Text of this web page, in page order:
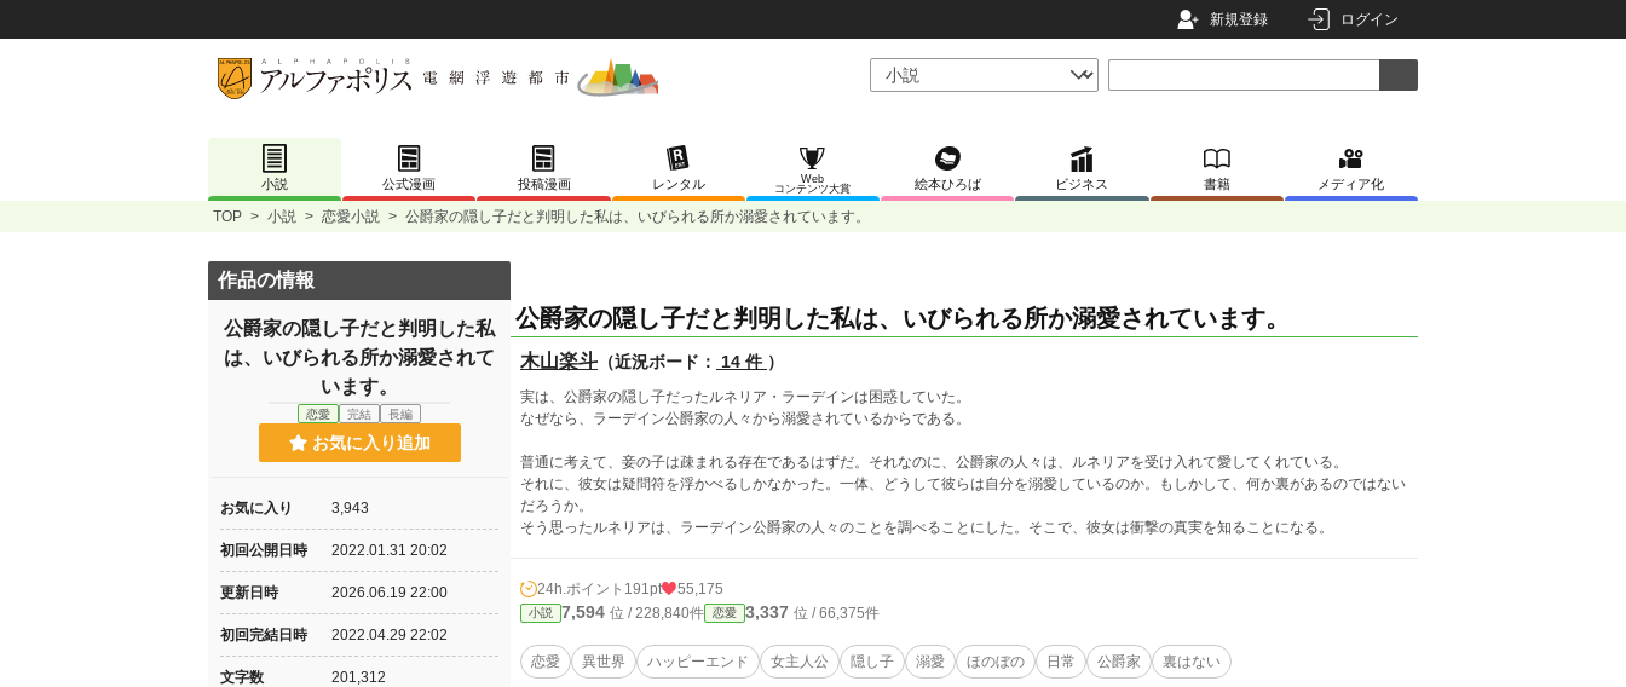
新規登録 ログイン
小説 公式漫画 投稿漫画 レンタル
Web
コンテンツ大賞
絵本ひろば ビジネス 書籍 メディア化
TOP > 小説 > 恋愛小説 > 公爵家の隠し子だと判明した私は、いびられる所か溺愛されています。
公爵家の隠し子だと判明した私は、いびられる所か溺愛されています。
木山楽斗 （近況ボード： 14 件 ）
実は、公爵家の隠し子だったルネリア・ラーデインは困惑していた。
なぜなら、ラーデイン公爵家の人々から溺愛されているからである。
普通に考えて、妾の子は疎まれる存在であるはずだ。それなのに、公爵家の人々は、ルネリアを受け入れて愛してくれている。
それに、彼女は疑問符を浮かべるしかなかった。一体、どうして彼らは自分を溺愛しているのか。もしかして、何か裏があるのではない
だろうか。
そう思ったルネリアは、ラーデイン公爵家の人々のことを調べることにした。そこで、彼女は衝撃の真実を知ることになる。
24h.ポイント 191pt 55,175
小説 7,594 位 / 228,840件 恋愛 3,337 位 / 66,375件
恋愛 異世界 ハッピーエンド 女主人公 隠し子 溺愛 ほのぼの 日常 公爵家 裏はない
作品の情報
公爵家の隠し子だと判明した私
は、いびられる所か溺愛されて
います。
恋愛 完結 長編
お気に入り追加
お気に入り 3,943
初回公開日時 2022.01.31 20:02
更新日時 2026.06.19 22:00
初回完結日時 2022.04.29 22:02
文字数 201,312